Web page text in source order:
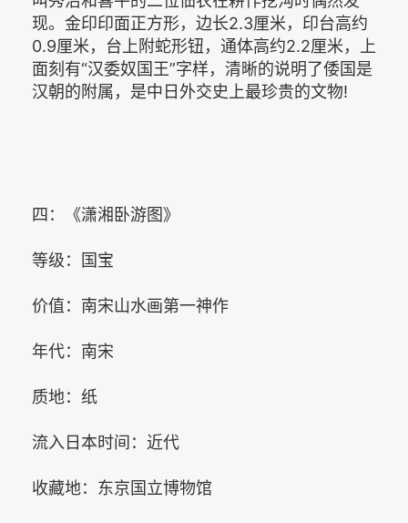
现。金印印面正方形，边长2.3厘米，印台高约
0.9厘米，台上附蛇形钮，通体高约2.2厘米，上
面刻有“汉委奴国王”字样，清晰的说明了倭国是
汉朝的附属，是中日外交史上最珍贵的文物!
四：《潇湘卧游图》
等级：国宝
价值：南宋山水画第一神作
年代：南宋
质地：纸
流入日本时间：近代
收藏地：东京国立博物馆